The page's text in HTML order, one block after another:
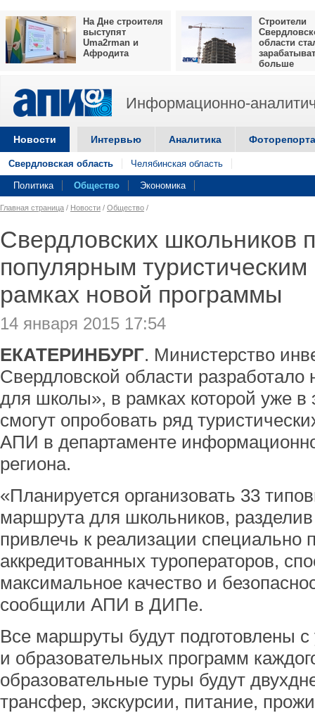
На Дне строителя
выступят
Uma2rman и
Афродита
Строители
области
больше
Информационно-
Новости Интервью Аналитика
Свердловская область Челябинская область
Политика Общество Экономика
Главная страница / Новости / Общество /
Свердловских школьников
популярным
рамках новой программы
14 января 2015 17:54
ЕКАТЕРИНБУРГ. Министерство
Свердловской области
для школы», в рамках которой уже в
смогут опробовать ряд
АПИ в департаменте
региона.
«Планируется организовать 33
маршрута для школьников,
привлечь к реализации специально
аккредитованных туроператоров,
максимальное качество и
сообщили АПИ в ДИПе.
Все маршруты будут подготовлены
и образовательных программ
образовательные туры будут
трансфер, экскурсии, питание,